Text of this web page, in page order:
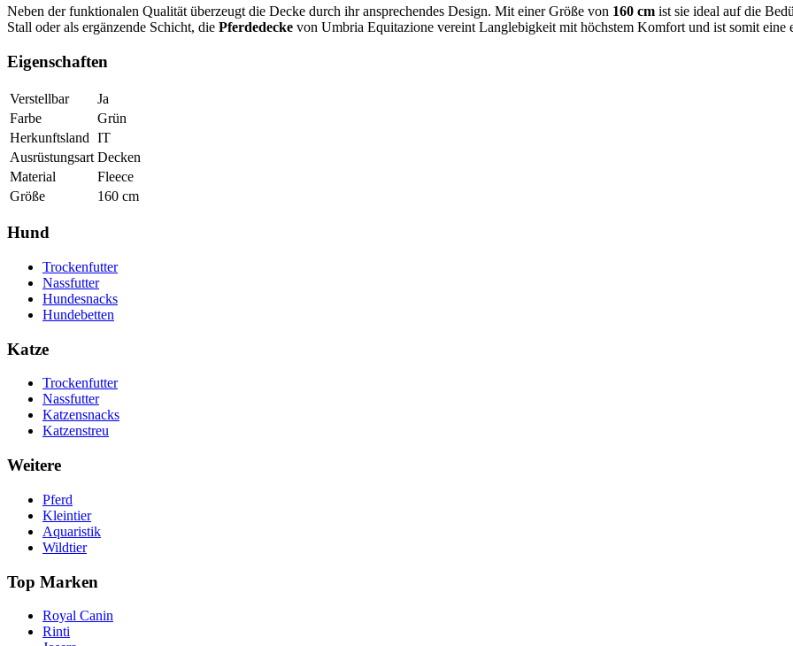
Neben der funktionalen Qualität überzeugt die Decke durch ihr ansprechendes Design. Mit einer Größe von 160 cm ist sie ideal auf die
Stall oder als ergänzende Schicht, die Pferdedecke von Umbria Equitazione vereint Langlebigkeit mit höchstem Komfort und ist somit eine
Eigenschaften
Verstellbar
Ja
Farbe
Grün
Herkunftsland IT
Ausrüstungsart Decken
Material
Fleece
Größe
160 cm
Hund
Trockenfutter
Nassfutter
Hundesnacks
Hundebetten
Katze
Trockenfutter
Nassfutter
Katzensnacks
Katzenstreu
Weitere
Pferd
Kleintier
Aquaristik
Wildtier
Top Marken
Royal Canin
Rinti